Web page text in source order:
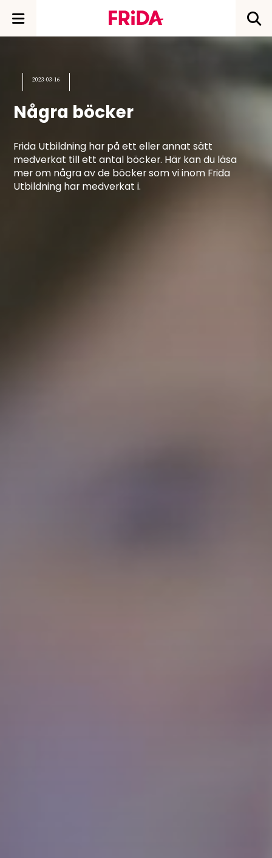
2023-03-16
Några böcker
Frida Utbildning har på ett eller annat sätt
medverkat till ett antal böcker. Här kan du läsa
mer om några av de böcker som vi inom Frida
Utbildning har medverkat i.